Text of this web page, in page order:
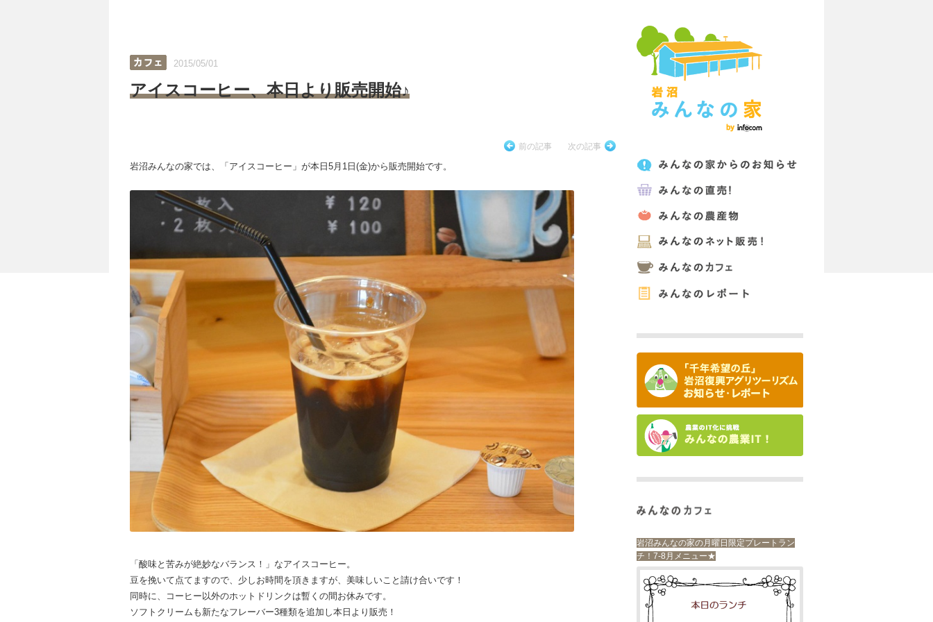
2015/05/01
アイスコーヒー、本日より販売開始♪
前の記事 次の記事
岩沼みんなの家では、「アイスコーヒー」が本日5月1日(金)から販売開始です。
「酸味と苦みが絶妙なバランス！」なアイスコーヒー。
豆を挽いて点てますので、少しお時間を頂きますが、美味しいこと請け合いです！
同時に、コーヒー以外のホットドリンクは暫くの間お休みです。
ソフトクリームも新たなフレーバー3種類を追加し本日より販売！
岩沼みんなの家の月曜日限定プレートラン
チ！7-8月メニュー★